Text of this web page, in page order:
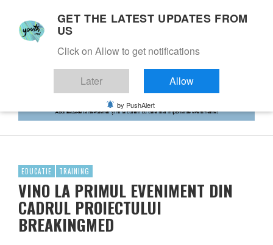
EDUCATIE TRAINING
VINO LA PRIMUL EVENIMENT DIN
CADRUL PROIECTULUI
BREAKINGMED
GET THE LATEST UPDATES FROM
US
Click on Allow to get notifications
Later Allow
by PushAlert